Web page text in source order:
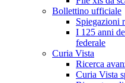
Bollettino ufficiale
Spiegazioni
I 125 anni
federale
Curia Vista
Ricerca
Curia Vista